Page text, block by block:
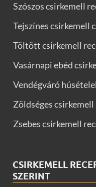
Szószos csirkemell
Tejszínes csirkemell
Töltött csirkemell
Vasárnapi ebéd
Vendégváró
Zöldséges csirkemell
Zsebes csirkemell
CSIRKEMELL
SZERINT